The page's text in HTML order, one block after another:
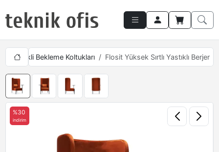
Tekli Bekleme Koltukları Flosit Yüksek Sırtlı Yastıklı Berjer
%30
indirim